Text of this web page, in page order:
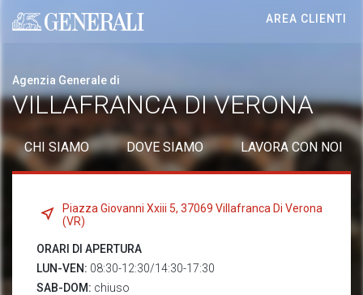
Generali logo
AREA CLIENTI
Agenzia Generale di
VILLAFRANCA DI VERONA
CHI SIAMO DOVE SIAMO LAVORA CON NOI
Piazza Giovanni Xxiii 5, 37069 Villafranca Di Verona
(VR)
ORARI DI APERTURA
LUN-VEN: 08:30-12:30/14:30-17:30
SAB-DOM: chiuso